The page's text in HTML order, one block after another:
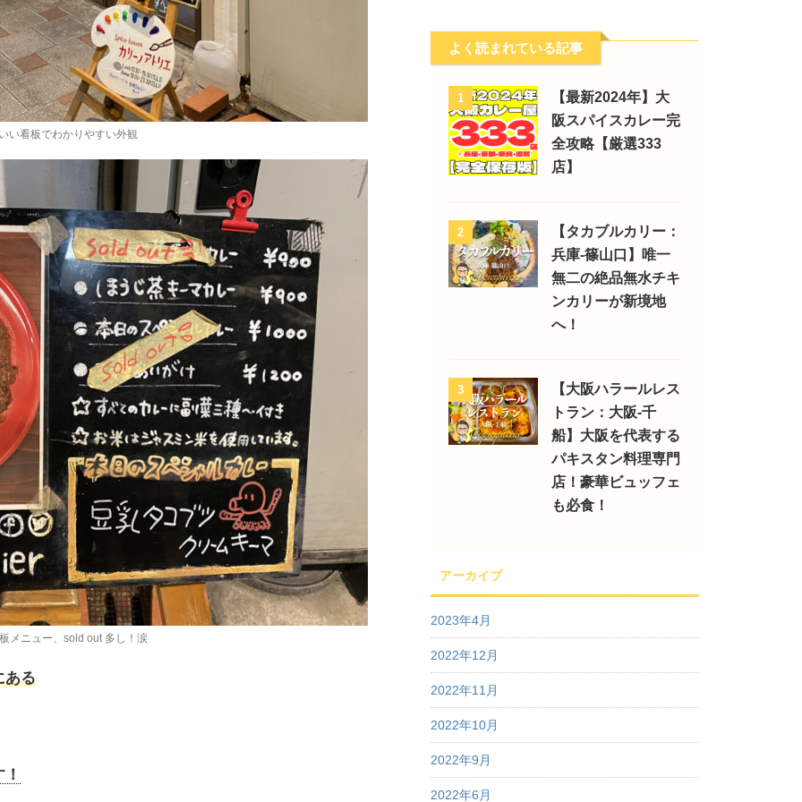
い看板でわかりやすい外観
メニュー、sold out 多し！涙
ある
よく読まれている記事
1
【最新2024年】大
阪スパイスカレー完
全攻略【厳選333
店】
2
【タカブルカリー：
兵庫-篠山口】唯一
無二の絶品無水チキ
ンカリーが新境地
へ！
3
【大阪ハラールレス
トラン：大阪-千
船】大阪を代表する
パキスタン料理専門
店！豪華ビュッフェ
も必食！
アーカイブ
2023年4月
2022年12月
2022年11月
2022年10月
2022年9月
2022年6月